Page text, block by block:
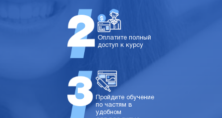
Оплатите полный
доступ к курсу
Пройдите обучение
по частям в
удобном